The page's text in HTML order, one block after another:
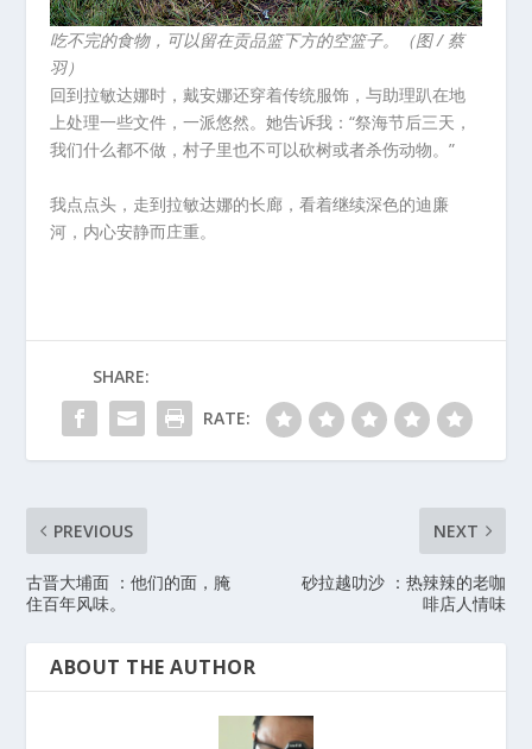
吃不完的食物，可以留在贡品篮下方的空篮子。（图 / 蔡
羽）
回到拉敏达娜时，戴安娜还穿着传统服饰，与助理趴在地
上处理一些文件，一派悠然。她告诉我：“祭海节后三天，
我们什么都不做，村子里也不可以砍树或者杀伤动物。”
我点点头，走到拉敏达娜的长廊，看着继续深色的迪廉
河，内心安静而庄重。
SHARE:
RATE:
PREVIOUS
古晋大埔面 ：他们的面，腌
住百年风味。
NEXT
砂拉越叻沙 ：热辣辣的老咖
啡店人情味
ABOUT THE AUTHOR